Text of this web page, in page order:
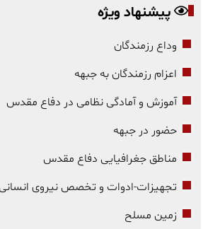
پیشنهاد ویژه
وداع رزمندگان
اعزام رزمندگان به جبهه
آموزش و آمادگی نظامی در دفاع مقدس
حضور در جبهه
مناطق جغرافیایی دفاع مقدس
تجهیزات-ادوات و تخصص نیروی
زمین مسلح